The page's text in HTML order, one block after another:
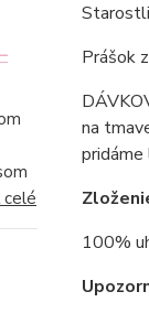
Prášok
na
pridáme
100%